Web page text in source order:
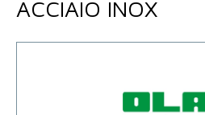
ACCIAIO INOX